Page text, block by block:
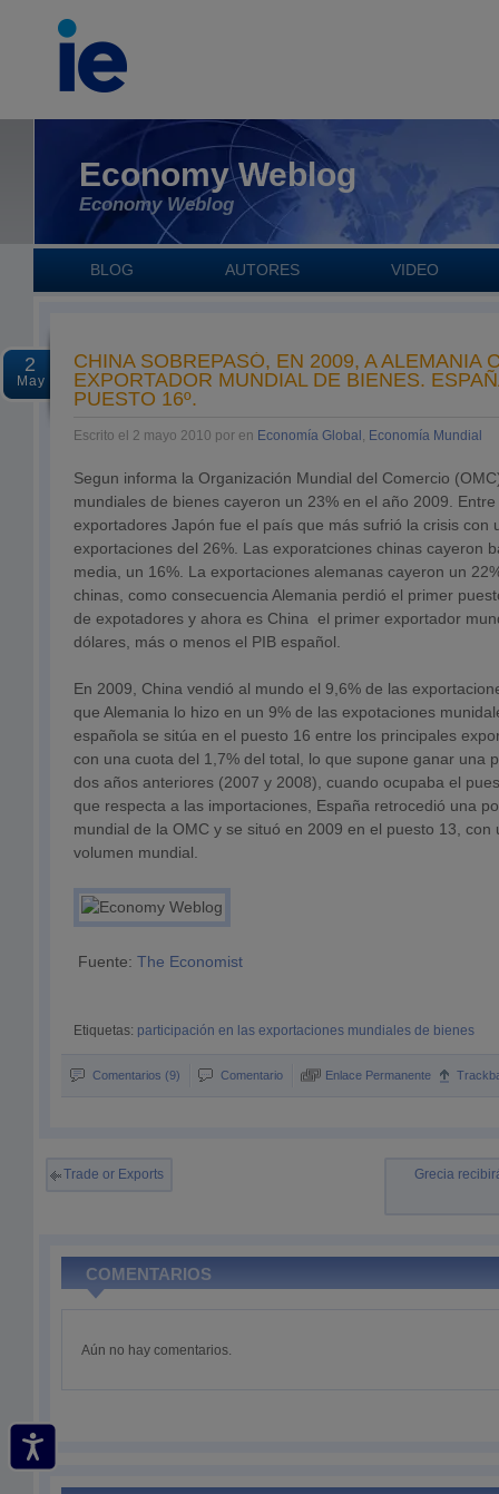
Economy Weblog
Economy Weblog
BLOG AUTORES VIDEO
2
May
CHINA SOBREPASÓ, EN 2009, A ALEMANIA
EXPORTADOR MUNDIAL DE BIENES.
PUESTO 16º.
Escrito el 2 mayo 2010 por en Economía Global , Economía Mundial
Segun informa la Organización Mundial del Comercio
mundiales de bienes cayeron un 23% en el año 2009.
exportadores Japón fue el país que más sufrió la crisis con
exportaciones del 26%. Las exporatciones chinas cayeron
media, un 16%. La exportaciones alemanas cayeron un
chinas, como consecuencia Alemania perdió el primer
de expotadores y ahora es China el primer exportador
dólares, más o menos el PIB español.
En 2009, China vendió al mundo el 9,6% de las
que Alemania lo hizo en un 9% de las expotaciones
española se sitúa en el puesto 16 entre los principales
con una cuota del 1,7% del total, lo que supone ganar una
dos años anteriores (2007 y 2008), cuando ocupaba el
que respecta a las importaciones, España retrocedió una
mundial de la OMC y se situó en 2009 en el puesto 13, con
volumen mundial.
Fuente: The Economist
Etiquetas: participación en las exportaciones mundiales de bienes
Comentarios (9) Comentario Enlace Permanente
Trade or Exports Grecia
COMENTARIOS
Aún no hay comentarios.